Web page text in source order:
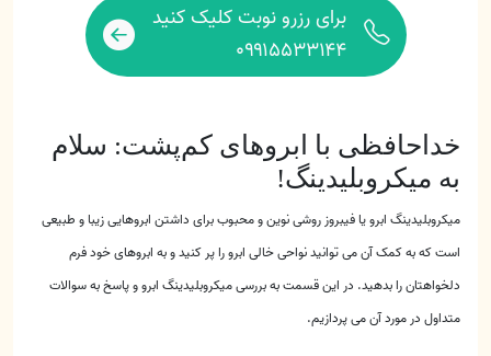
برای رزرو نوبت کلیک کنید
۰۹۹۱۵۵۳۳۱۴۴
خداحافظی با ابروهای کم‌پشت: سلام
به میکروبلیدینگ!
میکروبلیدینگ ابرو یا فیبروز روشی نوین و محبوب برای داشتن ابروهایی زیبا و طبیعی
است که به کمک آن می توانید نواحی خالی ابرو را پر کنید و به ابروهای خود فرم
دلخواهتان را بدهید. در این قسمت به بررسی میکروبلیدینگ ابرو و پاسخ به سوالات
متداول در مورد آن می پردازیم.